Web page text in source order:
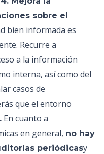
sobre el
bien informada es
Recurre a
a la información
interna, así como del
casos de
que el entorno
En cuanto a
en general, no hay
periódicasy